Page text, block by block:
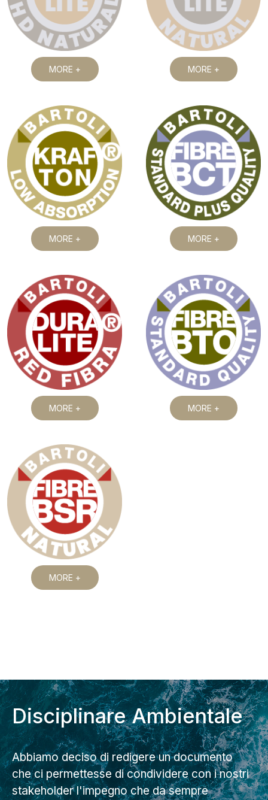
MORE + MORE +
MORE + MORE +
MORE + MORE +
MORE +
Disciplinare Ambientale
Abbiamo deciso di redigere un documento
che ci permettesse di condividere con i nostri
stakeholder l'impegno che da sempre